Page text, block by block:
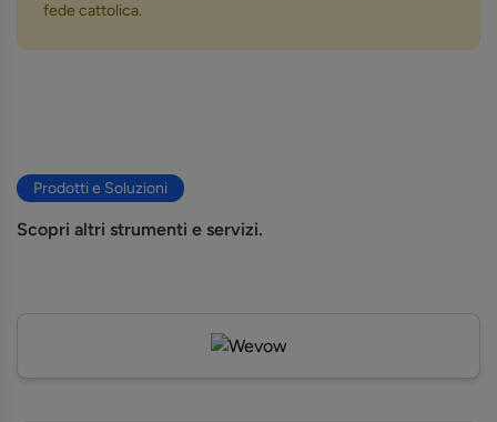
fede cattolica.
Prodotti e Soluzioni
Scopri altri strumenti e servizi.